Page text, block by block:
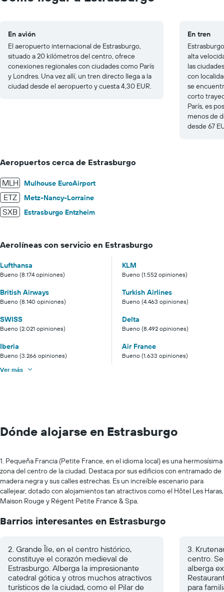
20.
En avión
El aeropuerto internacional de Estrasburgo,
situado a 20 kilómetros del centro, ofrece
conexiones regionales con ciudades como París
y Londres. Una vez allí, un tren directo llega a la
ciudad desde el aeropuerto y cuesta 4,30 EUR.
En tren
alta
las
con
se
corto
París, es
menos de
desde 67
Aeropuertos cerca de Estrasburgo
MLH Mulhouse EuroAirport
ETZ Metz-Nancy-Lorraine
SXB Estrasburgo Entzheim
Aerolíneas con servicio en Estrasburgo
Lufthansa
Bueno (8.174 opiniones)
KLM
Bueno (1.552 opiniones)
British Airways
Bueno (8.140 opiniones)
Turkish Airlines
Bueno (4.463 opiniones)
SWISS
Bueno (2.021 opiniones)
Delta
Bueno (8.492 opiniones)
Iberia
Bueno (3.266 opiniones)
Air France
Bueno (1.633 opiniones)
Ver más
Dónde alojarse en Estrasburgo
1. Pequeña Francia (Petite France, en el idioma local) es una hermosísima
zona del centro de la ciudad. Destaca por sus edificios con entramado de
madera negra y sus calles estrechas. Es un increíble escenario para
callejear, dotado con alojamientos tan atractivos como el Hôtel Les Haras,
Maison Rouge y Régent Petite France & Spa.
Barrios interesantes en Estrasburgo
2. Grande Île, en el centro histórico,
constituye el corazón medieval de
Estrasburgo. Alberga la impresionante
catedral gótica y otros muchos atractivos
turísticos de la ciudad, como el Pilar de
3.
centro.
alberga
para